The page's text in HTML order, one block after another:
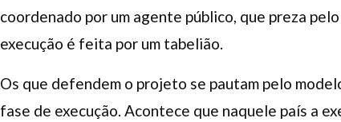
coordenado por um agente público, que preza
execução é feita por um tabelião.
Os que defendem o projeto se pautam pelo
fase de execução. Acontece que naquele país a